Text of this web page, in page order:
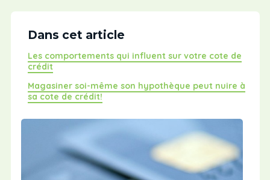
Dans cet article
Les comportements qui influent sur votre cote de
crédit
Magasiner soi-même son hypothèque peut nuire à
sa cote de crédit!